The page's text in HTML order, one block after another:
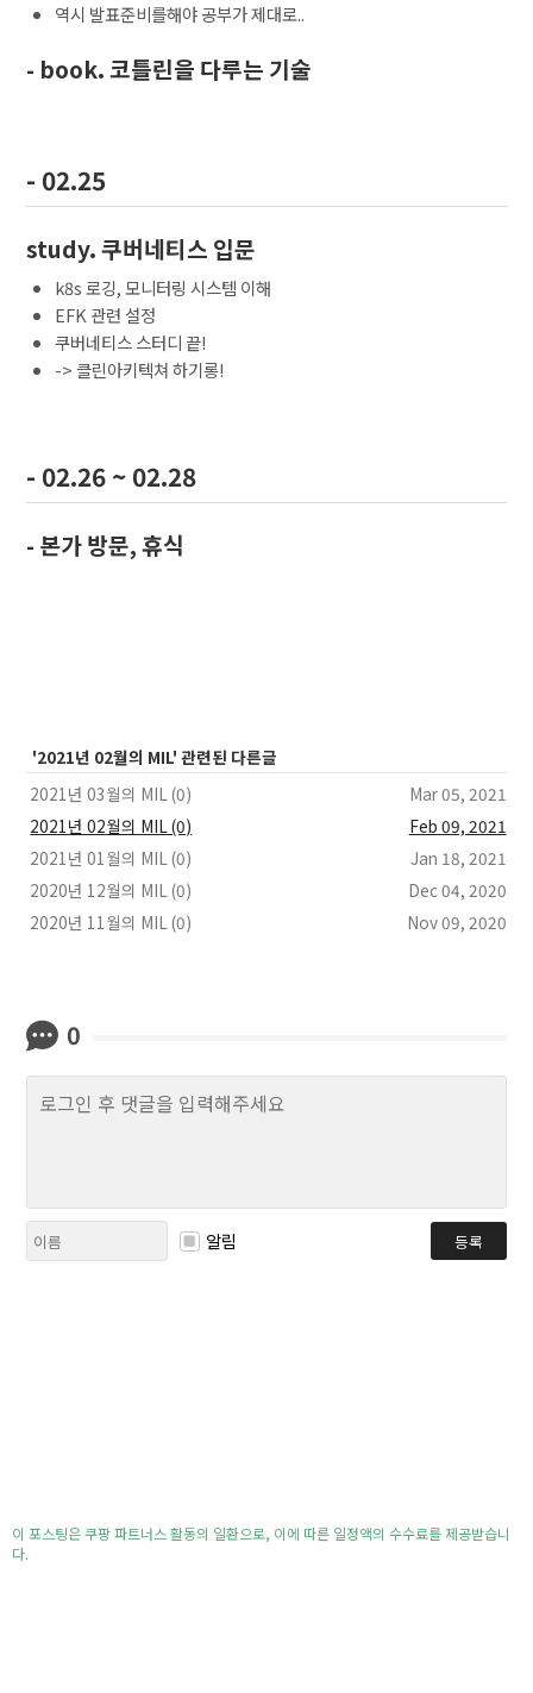
역시 발표준비를해야 공부가 제대로..
- book. 코틀린을 다루는 기술
- 02.25
study. 쿠버네티스 입문
k8s 로깅, 모니터링 시스템 이해
EFK 관련 설정
쿠버네티스 스터디 끝!
-> 클린아키텍쳐 하기롱!
- 02.26 ~ 02.28
- 본가 방문, 휴식
'2021년 02월의 MIL' 관련된 다른글
2021년 03월의 MIL (0)
Mar 05, 2021
2021년 02월의 MIL (0)
Feb 09, 2021
2021년 01월의 MIL (0)
Jan 18, 2021
2020년 12월의 MIL (0)
Dec 04, 2020
2020년 11월의 MIL (0)
Nov 09, 2020
0
알림 등록
이 포스팅은 쿠팡 파트너스 활동의 일환으로, 이에 따른 일정액의 수수료를 제공받습니
다.